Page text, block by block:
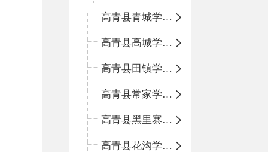
高青县青城学区中心小学
高青县高城学区中心小学
高青县田镇学区中心小学
高青县常家学区中心小学
高青县黑里寨学区中心小学
高青县花沟学区中心小学